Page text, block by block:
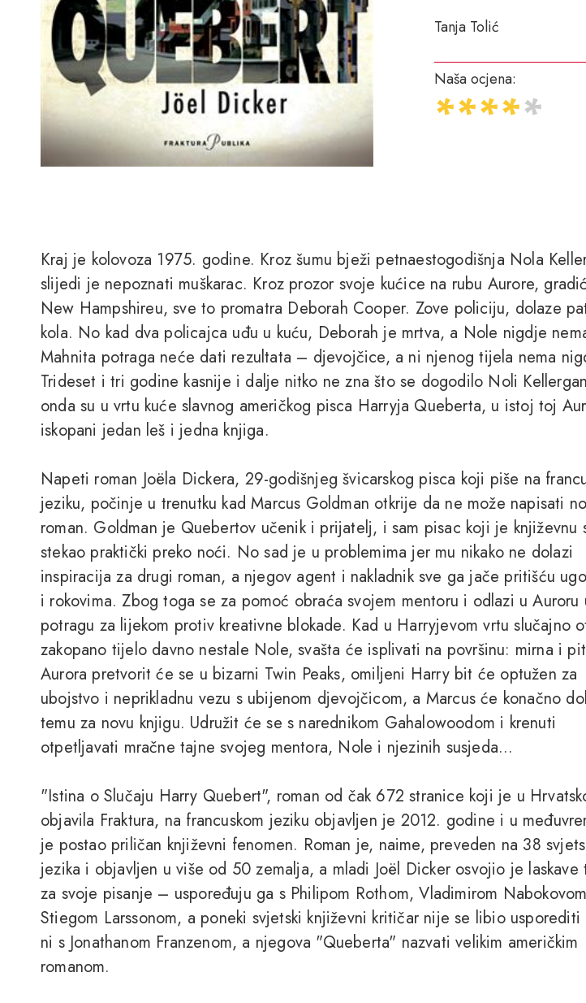
Tanja Tolić
Naša ocjena:
Kraj je kolovoza 1975. godine. Kroz šumu bježi petnaestogodišnja Nola
slijedi je nepoznati muškarac. Kroz prozor svoje kućice na rubu Aurore,
New Hampshireu, sve to promatra Deborah Cooper. Zove policiju, dolaze
kola. No kad dva policajca uđu u kuću, Deborah je mrtva, a Nole nigdje
Mahnita potraga neće dati rezultata – djevojčice, a ni njenog tijela nema
Trideset i tri godine kasnije i dalje nitko ne zna što se dogodilo Noli
onda su u vrtu kuće slavnog američkog pisca Harryja Queberta, u istoj toj
iskopani jedan leš i jedna knjiga.
Napeti roman Joëla Dickera, 29-godišnjeg švicarskog pisca koji piše na
jeziku, počinje u trenutku kad Marcus Goldman otkrije da ne može napisati
roman. Goldman je Quebertov učenik i prijatelj, i sam pisac koji je književnu
stekao praktički preko noći. No sad je u problemima jer mu nikako ne dolazi
inspiracija za drugi roman, a njegov agent i nakladnik sve ga jače pritišću
i rokovima. Zbog toga se za pomoć obraća svojem mentoru i odlazi u Auroru
potragu za lijekom protiv kreativne blokade. Kad u Harryjevom vrtu slučajno
zakopano tijelo davno nestale Nole, svašta će isplivati na površinu: mirna i
Aurora pretvorit će se u bizarni Twin Peaks, omiljeni Harry bit će optužen za
ubojstvo i neprikladnu vezu s ubijenom djevojčicom, a Marcus će konačno
temu za novu knjigu. Udružit će se s narednikom Gahalowoodom i krenuti
otpetljavati mračne tajne svojeg mentora, Nole i njezinih susjeda...
"Istina o Slučaju Harry Quebert", roman od čak 672 stranice koji je u
objavila Fraktura, na francuskom jeziku objavljen je 2012. godine i u
je postao priličan književni fenomen. Roman je, naime, preveden na 38
jezika i objavljen u više od 50 zemalja, a mladi Joël Dicker osvojio je laskave
za svoje pisanje – uspoređuju ga s Philipom Rothom, Vladimirom
Stiegom Larssonom, a poneki svjetski književni kritičar nije se libio usporediti
ni s Jonathanom Franzenom, a njegova "Queberta" nazvati velikim američkim
romanom.